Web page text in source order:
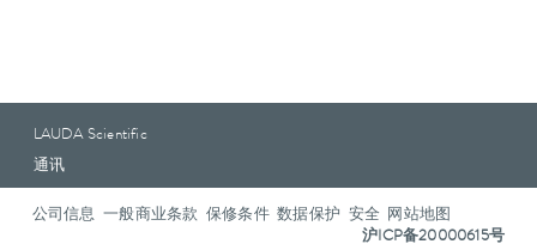
LAUDA Scientific
通讯
公司信息 一般商业条款 保修条件 数据保护 安全
网站地图
沪ICP备20000615号